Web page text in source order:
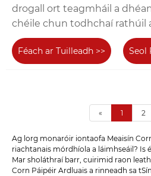
drogall ort teagmháil a
chéile chun todhchaí rathúil
Féach ar Tuilleadh >> Seol
« 1 2
Ag lorg monaróir iontaofa Meaisín
riachtanais mórdhíola a láimhseáil? Is
Mar sholáthraí barr, cuirimid raon
Corn Páipéir Ardluais a rinneadh sa